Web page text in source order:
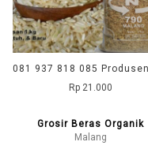
Rp 21.000
Grosir Beras Organik
Malang